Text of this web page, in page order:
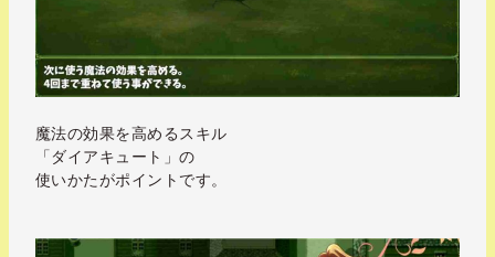
魔法の効果を高めるスキル
「ダイアキュート」の
使いかたがポイントです。